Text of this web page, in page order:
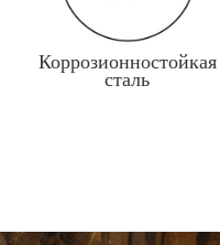
Коррозионностойкая
сталь